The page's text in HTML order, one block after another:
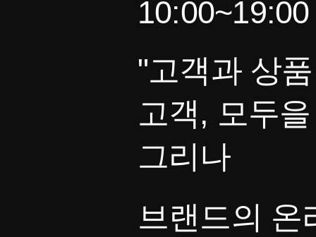
10:00~19:00
"고객과 상
고객, 모두
그리나
브랜드의 온